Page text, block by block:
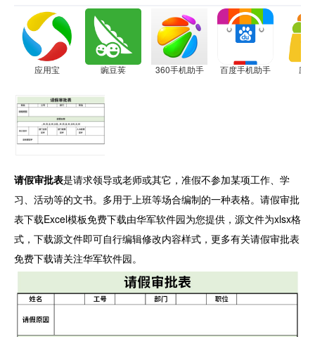
应用宝 豌豆荚 360手机助手 百度手机助手 应
请假审批表是请求领导或老师或其它，准假不参加某项工作、学
习、活动等的文书。多用于上班等场合编制的一种表格。请假审批
表下载Excel模板免费下载由华军软件园为您提供，源文件为xlsx格
式，下载源文件即可自行编辑修改内容样式，更多有关请假审批表
免费下载请关注华军软件园。